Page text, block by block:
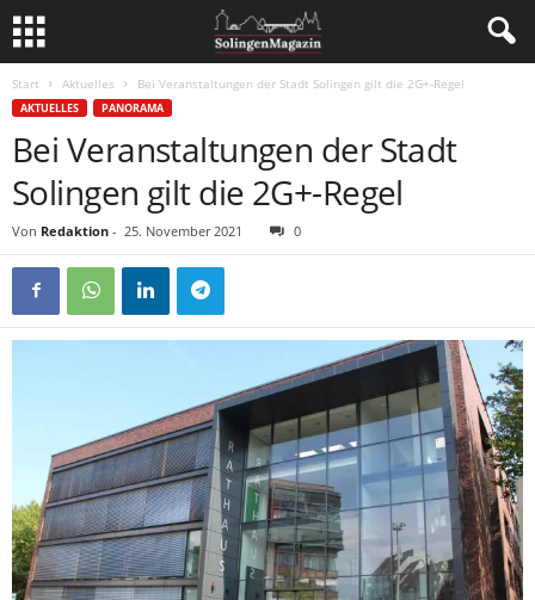
Start Aktuelles Bei Veranstaltungen der Stadt Solingen gilt die 2G+-Regel
AKTUELLES PANORAMA
Bei Veranstaltungen der Stadt
Solingen gilt die 2G+-Regel
Von Redaktion - 25. November 2021 0